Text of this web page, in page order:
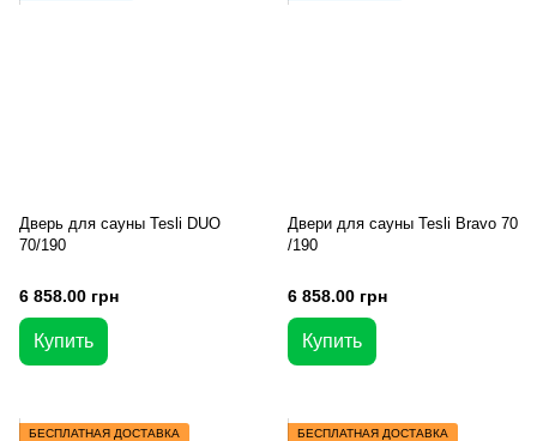
Дверь для сауны Tesli DUO
70/190
6 858.00 грн
Купить
Двери для сауны Tesli Bravo 70
/190
6 858.00 грн
Купить
БЕСПЛАТНАЯ ДОСТАВКА
БЕСПЛАТНАЯ ДОСТАВКА